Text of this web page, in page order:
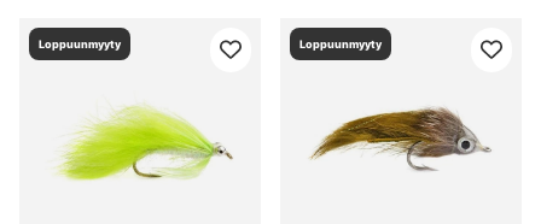
Loppuunmyyty Loppuunmyyty